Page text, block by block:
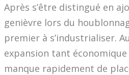
Après s’être distingué en
genièvre lors du
premier à s’industrialiser.
expansion tant
manque rapidement de